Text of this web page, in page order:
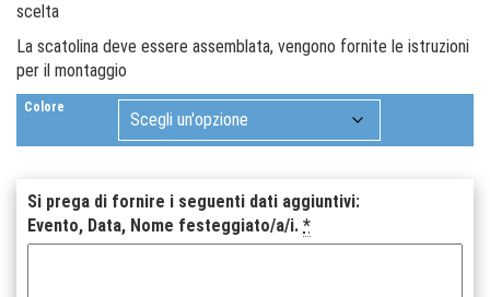
scelta
La scatolina deve essere assemblata, vengono fornite le istruzioni
per il montaggio
Colore
Si prega di fornire i seguenti dati aggiuntivi:
Evento, Data, Nome festeggiato/a/i. *